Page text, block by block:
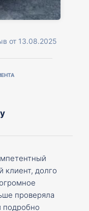
от 13.08.2025
клиент, долго
проверяла
подробно